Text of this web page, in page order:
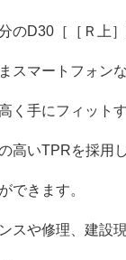
のD30［［Ｒ上
スマートフォン
く手にフィット
高いTPRを採用
できます。
スや修理、建設